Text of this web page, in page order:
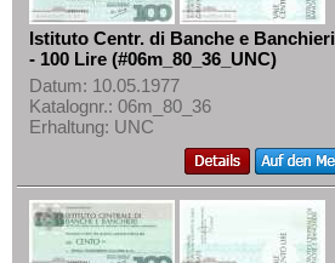
Istituto Centr. di Banche e Banchieri
- 100 Lire (#06m_80_36_UNC)
Datum: 10.05.1977
Katalognr.: 06m_80_36
Erhaltung: UNC